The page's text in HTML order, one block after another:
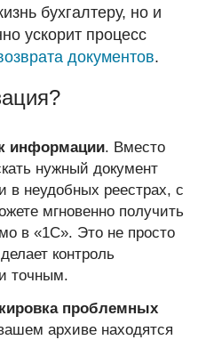
бухгалтеру, но и
ускорит процесс
документов.
информации. Вместо
нужный документ
в неудобных реестрах, с
мгновенно получить
в «1С». Это не просто
контроль
точным.
проблемных
архиве находятся